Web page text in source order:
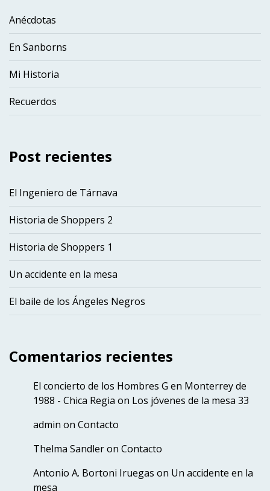
Anécdotas
En Sanborns
Mi Historia
Recuerdos
Post recientes
El Ingeniero de Tárnava
Historia de Shoppers 2
Historia de Shoppers 1
Un accidente en la mesa
El baile de los Ángeles Negros
Comentarios recientes
El concierto de los Hombres G en Monterrey de
1988 - Chica Regia on Los jóvenes de la mesa 33
admin on Contacto
Thelma Sandleron Contacto
Antonio A. Bortoni Iruegas on Un accidente en la
mesa